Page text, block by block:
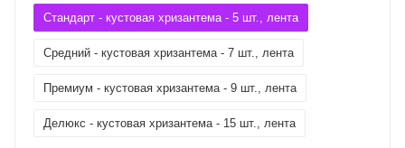
Стандарт - кустовая хризантема - 5 шт., лента
Средний - кустовая хризантема - 7 шт., лента
Премиум - кустовая хризантема - 9 шт., лента
Делюкс - кустовая хризантема - 15 шт., лента